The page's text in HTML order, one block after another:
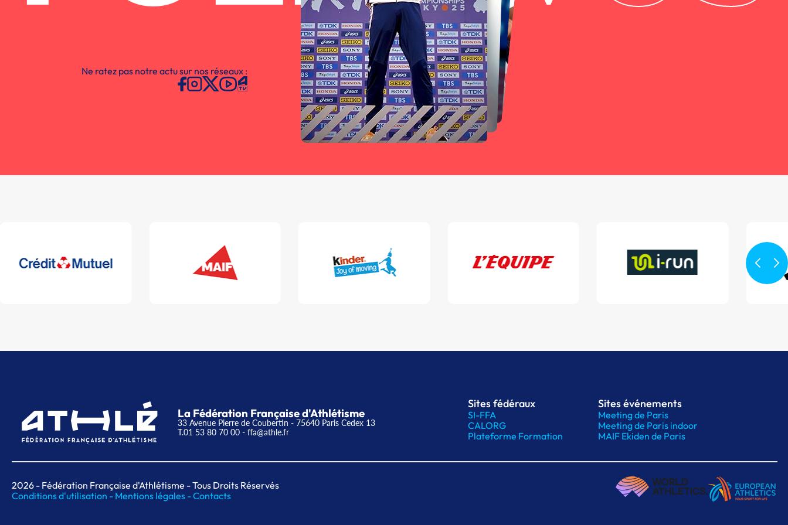
Ne ratez pas notre actu sur nos réseaux :
La Fédération Française d'Athlétisme
33 Avenue Pierre de Coubertin - 75640 Paris Cedex 13
T.01 53 80 70 00 - ffa@athle.fr
Sites fédéraux
SI-FFA
CALORG
Plateforme Formation
Sites événements
Meeting de Paris
Meeting de Paris indoor
MAIF Ekiden de Paris
2026 - Fédération Française d'Athlétisme - Tous Droits Réservés
Conditions d'utilisation - Mentions légales -Contacts